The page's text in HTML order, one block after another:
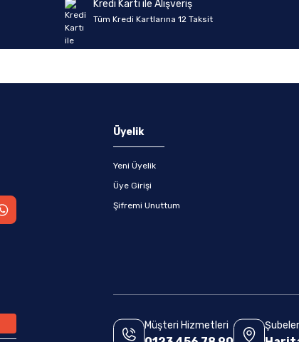
Kredi Kartı ile Alışveriş
Tüm Kredi Kartlarına 12 Taksit
Üyelik
Yeni Üyelik
Üye Girişi
Şifremi Unuttum
Müşteri Hizmetleri